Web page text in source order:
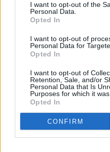
I want to opt-out of the
Personal Data.
Opted In
I want to opt-out of
Personal Data for
Opted In
I want to opt-out of
Retention, Sale, and/or
Personal Data that Is
Purposes for which it was
Opted In
CONFIRM
Η Hailey
red hot
ωραιότερη